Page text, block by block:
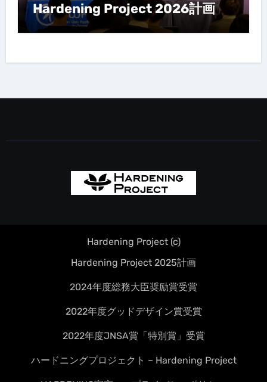
Hardening Project 2026計画
Hardening Project (c)
Hardening Project 2025計画
2024年度総務大臣奨励賞受賞
2022年度グッドデザイン賞受賞
2022年度JNSA賞「特別賞」受賞
ハードニングプロジェクト – Hardening Project